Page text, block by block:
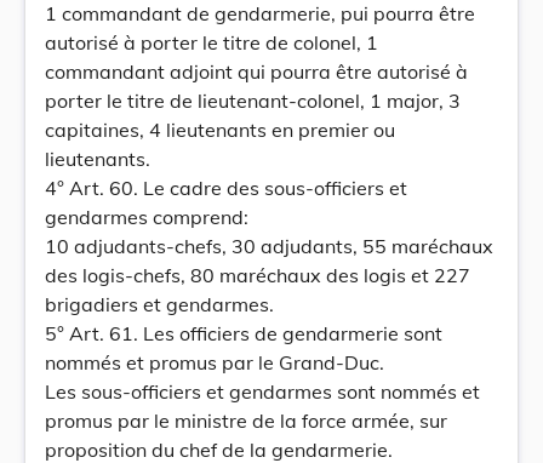
1 commandant de gendarmerie, pui pourra être
autorisé à porter le titre de colonel, 1
commandant adjoint qui pourra être autorisé à
porter le titre de lieutenant-colonel, 1 major, 3
capitaines, 4 lieutenants en premier ou
lieutenants.
4° Art. 60. Le cadre des sous-officiers et
gendarmes comprend:
10 adjudants-chefs, 30 adjudants, 55 maréchaux
des logis-chefs, 80 maréchaux des logis et 227
brigadiers et gendarmes.
5° Art. 61. Les officiers de gendarmerie sont
nommés et promus par le Grand-Duc.
Les sous-officiers et gendarmes sont nommés et
promus par le ministre de la force armée, sur
proposition du chef de la gendarmerie.